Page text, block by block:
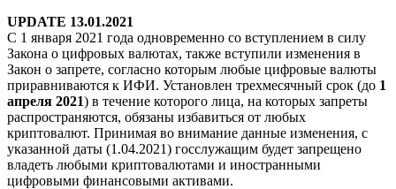
UPDATE 13.01.2021
С 1 января 2021 года одновременно со вступлением в силу
Закона о цифровых валютах, также вступили изменения в
Закон о запрете, согласно которым любые цифровые валюты
приравниваются к ИФИ. Установлен трехмесячный срок (до 1
апреля 2021) в течение которого лица, на которых запреты
распространяются, обязаны избавиться от любых
криптовалют. Принимая во внимание данные изменения, с
указанной даты (1.04.2021) госслужащим будет запрещено
владеть любыми криптовалютами и иностранными
цифровыми финансовыми активами.